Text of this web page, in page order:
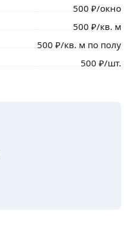
500 ₽/окно
500 ₽/кв. м
500 ₽/кв. м по полу
500 ₽/шт.